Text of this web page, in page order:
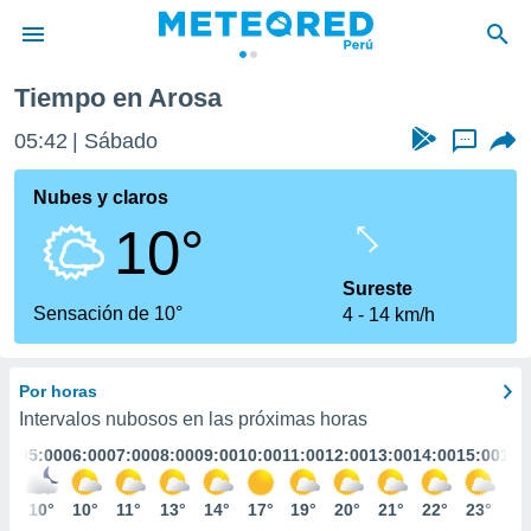
de
ha sido
calidad.
a este
las
y
digital
basada
Tiempo en Arosa
05:42 Sábado ...
Nubes y claros
10°
Sensación de 10°
Sureste
4
14 km/h
Por horas
Intervalos nubosos en las próximas horas
05:00
10°
06:00
10°
07:00
11°
08:00
13°
09:00
14°
10:00
17°
11:00
19°
12:00
20°
13:00
21°
14:00
22°
15:00
23°